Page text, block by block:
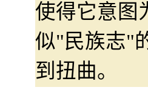
使得它意图
似"民族志"
到扭曲。